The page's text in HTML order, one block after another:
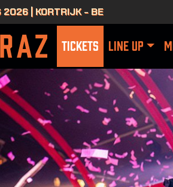
2026 | KORTRIJK - BE
TICKETS LINE UP